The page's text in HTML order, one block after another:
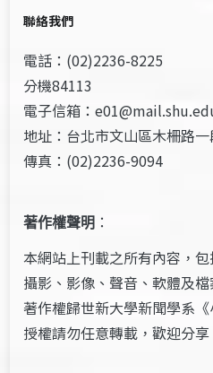
聯絡我們
電話：(02)2236-8225
分機84113
電子信箱：
地址：台北市文山區木柵路
傳真：(02)2236-9094
著作權聲明 ：
本網站上刊載之所有內容，
攝影、影像、聲音、軟體及
著作權歸世新大學新聞學系
授權請勿任意轉載，歡迎分享